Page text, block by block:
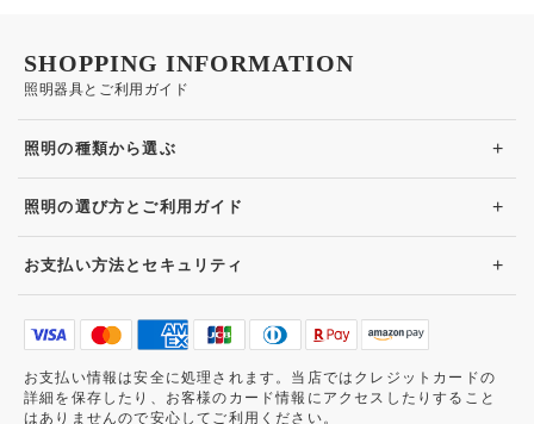
照明器具とご利用ガイド
SHOPPING INFORMATION
照明の種類から選ぶ +
照明の選び方とご利用ガイド +
お支払い方法とセキュリティ +
お支払い情報は安全に処理されます。当店ではクレジットカードの
詳細を保存したり、お客様のカード情報にアクセスしたりすること
はありませんので安心してご利用ください。